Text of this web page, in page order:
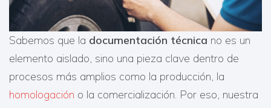
Sabemos que la documentación técnica no es un
elemento aislado, sino una pieza clave dentro de
procesos más amplios como la producción, la
homologación o la comercialización. Por eso, nuestra